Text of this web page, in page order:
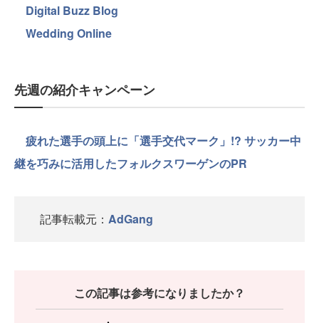
Digital Buzz Blog
Wedding Online
先週の紹介キャンペーン
疲れた選手の頭上に「選手交代マーク」!? サッカー中
継を巧みに活用したフォルクスワーゲンのPR
記事転載元： AdGang
この記事は参考になりましたか？